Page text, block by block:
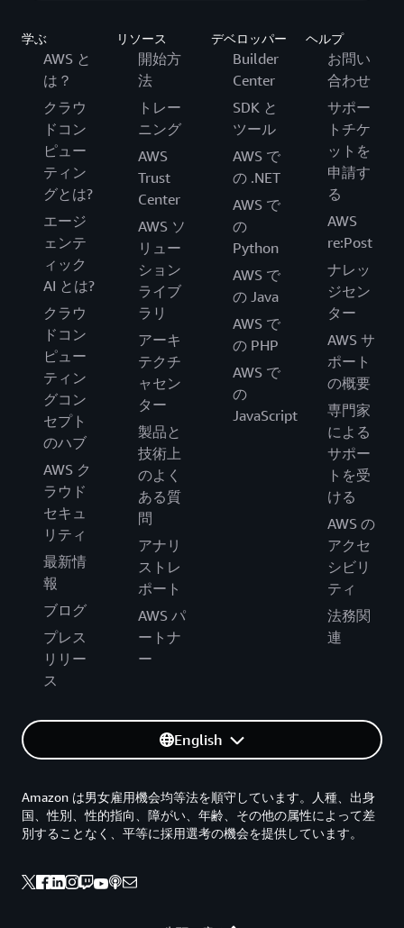
学ぶ
AWS と
は？
クラウ
ドコン
ピュー
ティン
グとは?
エージ
ェンテ
ィック
AI とは?
クラウ
ドコン
ピュー
ティン
グコン
セプト
のハブ
AWS ク
ラウド
セキュ
リティ
最新情
報
ブログ
プレス
リリー
ス
リソース
開始方
法
トレー
ニング
AWS
Trust
Center
AWS ソ
リュー
ション
ライブ
ラリ
アーキ
テクチ
ャセン
ター
製品と
技術上
のよく
ある質
問
アナリ
ストレ
ポート
AWS パ
ートナ
ー
デベロッパー
Builder
Center
SDK と
ツール
AWS で
の .NET
AWS で
の
Python
AWS で
の Java
AWS で
の PHP
AWS で
の
JavaScript
ヘルプ
お問い
合わせ
サポー
トチケ
ットを
申請す
る
AWS
re:Post
ナレッ
ジセン
ター
AWS サ
ポート
の概要
専門家
による
サポー
トを受
ける
AWS の
アクセ
シビリ
ティ
法務関
連
English
Amazon は男女雇用機会均等法を順守しています。人種、出身
国、性別、性的指向、障がい、年齢、その他の属性によって差
別することなく、平等に採用選考の機会を提供しています。